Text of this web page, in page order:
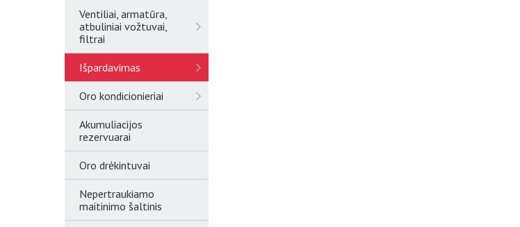
Ventiliai, armatūra,
atbuliniai vožtuvai,
filtrai
Išpardavimas
Oro kondicionieriai
Akumuliacijos
rezervuarai
Oro drėkintuvai
Nepertraukiamo
maitinimo šaltinis